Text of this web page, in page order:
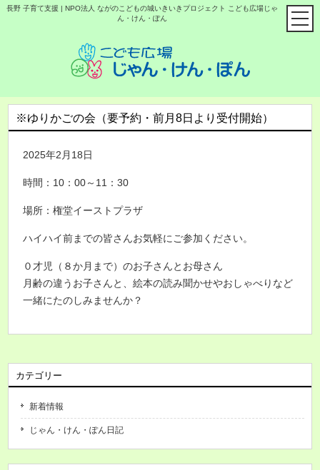
長野 子育て支援 | NPO法人 ながのこどもの城いきいきプロジェクト こども広場じゃ
ん・けん・ぽん
※ゆりかごの会（要予約・前月8日より受付開始）
2025年2月18日
時間：10：00～11：30
場所：権堂イーストプラザ
ハイハイ前までの皆さんお気軽にご参加ください。
０才児（８か月まで）のお子さんとお母さん
月齢の違うお子さんと、絵本の読み聞かせやおしゃべりなど
一緒にたのしみませんか？
カテゴリー
新着情報
じゃん・けん・ぽん日記